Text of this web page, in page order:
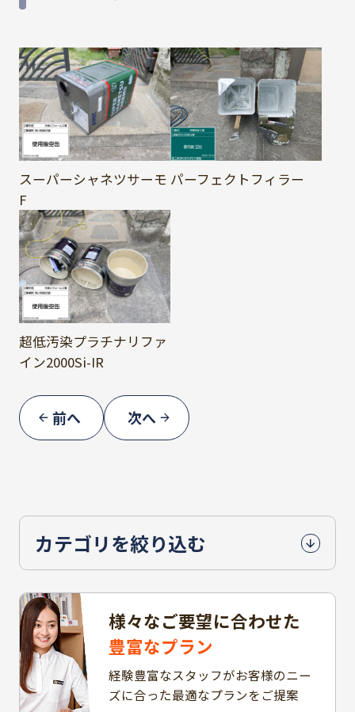
スーパーシャネツサーモ
F
パーフェクトフィラー
超低汚染プラチナリファ
イン2000Si-IR
前へ 次へ
カテゴリを絞り込む
様々なご要望に合わせた
豊富なプラン
経験豊富なスタッフがお客様のニー
ズに合った最適なプランをご提案